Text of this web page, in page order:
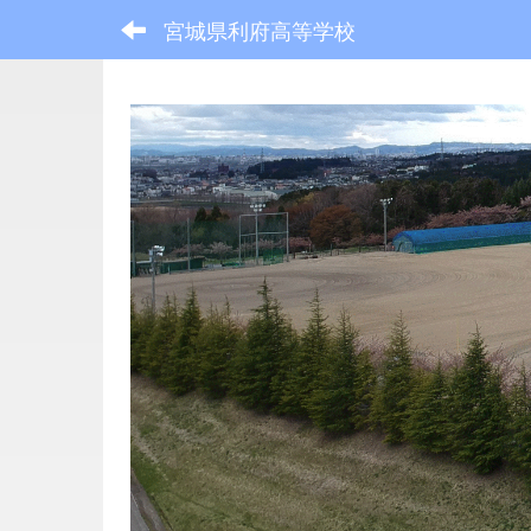
宮城県利府高等学校